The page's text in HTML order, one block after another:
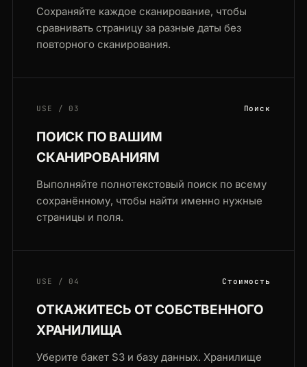
Сохраняйте каждое сканирование, чтобы
сравнивать страницу за разные даты без
повторного сканирования.
USE / 03 Поиск
ПОИСК ПО ВАШИМ
СКАНИРОВАНИЯМ
Выполняйте полнотекстовый поиск по всему
сохранённому, чтобы найти именно нужные
страницы и поля.
USE / 04 Стоимость
ОТКАЖИТЕСЬ ОТ СОБСТВЕННОГО
ХРАНИЛИЩА
Уберите бакет S3 и базу данных. Хранилище